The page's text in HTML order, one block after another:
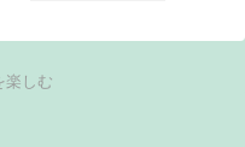
楽しむ